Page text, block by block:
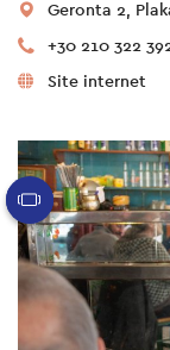
Geronta 2,
+30 210 322
Site internet